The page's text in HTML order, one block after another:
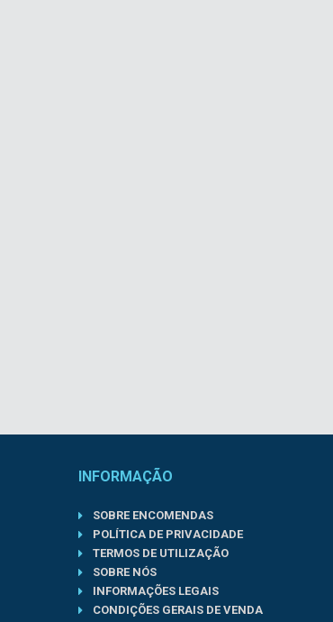
INFORMAÇÃO
SOBRE ENCOMENDAS
POLÍTICA DE PRIVACIDADE
TERMOS DE UTILIZAÇÃO
SOBRE NÓS
INFORMAÇÕES LEGAIS
CONDIÇÕES GERAIS DE VENDA